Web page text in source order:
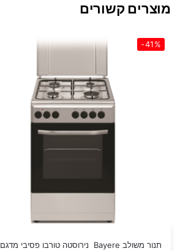
מוצרים קשורים
-41%
תנור משולב Bayere נירוסטה טורבו פסיבי מדגם